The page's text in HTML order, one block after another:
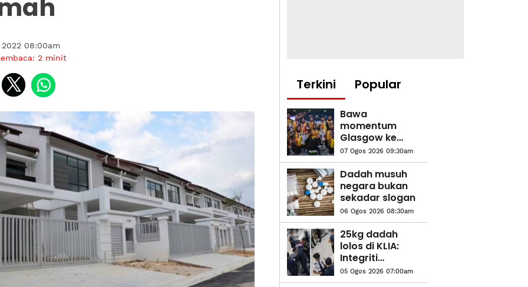
08:00am
2 minit
Terkini Popular
Bawa
momentum
Glasgow ke
Aichi-Nagoya
07 Ogos 2026 09:30am
Dadah musuh
negara bukan
sekadar slogan
06 Ogos 2026 08:30am
25kg dadah
lolos di KLIA:
Integriti
dipersoal
05 Ogos 2026 07:00am